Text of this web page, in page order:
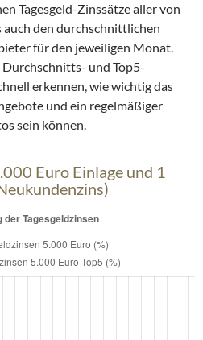
Tagesgeld-Zinssätze aller von
den durchschnittlichen
für den jeweiligen Monat.
und Top5-
erkennen, wie wichtig das
und ein regelmäßiger
sein können.
Euro Einlage und 1